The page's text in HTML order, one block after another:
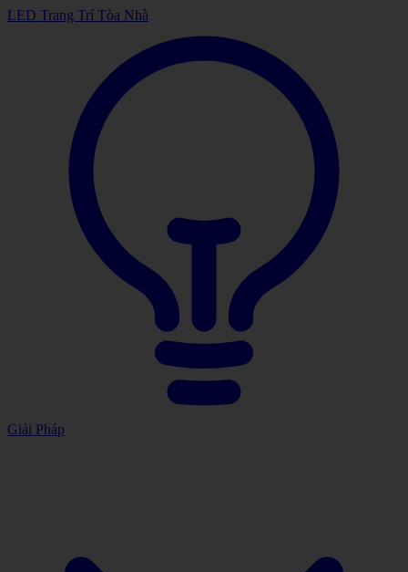
LED Trang Trí Tòa Nhà
Giải Pháp